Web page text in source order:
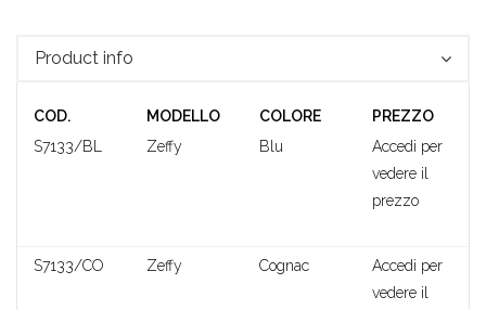
Product info
COD. MODELLO COLORE
PREZZO
S7133/BL
Zeffy Blu
Accedi per
vedere il
prezzo
S7133/CO Zeffy Cognac
Accedi per
vedere il